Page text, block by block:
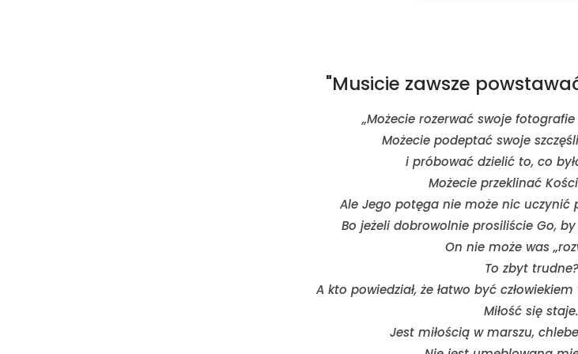
"Musicie zawsze
„Możecie rozerwać swoje
Możecie podeptać swoje
i próbować dzielić to, co
Możecie przeklinać
Ale Jego potęga nie może nic uczynić
Bo jeżeli dobrowolnie prosiliście Go,
On nie może was
To zbyt trudne?
A kto powiedział, że łatwo być
Miłość się staje.
Jest miłością w marszu,